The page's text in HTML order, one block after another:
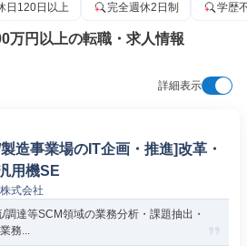
日120日以上 完全週休2日制 学歴
万円以上の転職・求人情報
詳細表示
造事業場のIT企画・推進]改革・
用機SE
式会社
/調達等SCM領域の業務分析・課題抽出・
務...